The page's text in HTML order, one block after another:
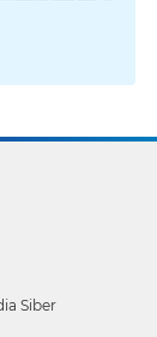
Siber